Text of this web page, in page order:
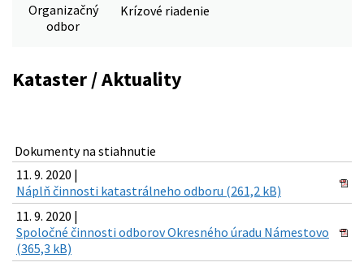
Organizačný
odbor
Krízové riadenie
Kataster / Aktuality
Dokumenty na stiahnutie
11. 9. 2020 |
Náplň činnosti katastrálneho odboru (261,2 kB)
11. 9. 2020 |
Spoločné činnosti odborov Okresného úradu Námestovo
(365,3 kB)